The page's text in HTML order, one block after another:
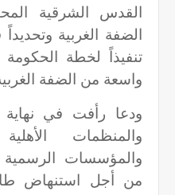
القدس الشرقية
الضفة الغربية
تنفيذاً لخطة الحكومة
واسعة من الضفة
ودعا رأفت في
والمنظمات
والمؤسسات الرسمية
من أجل استنهاض